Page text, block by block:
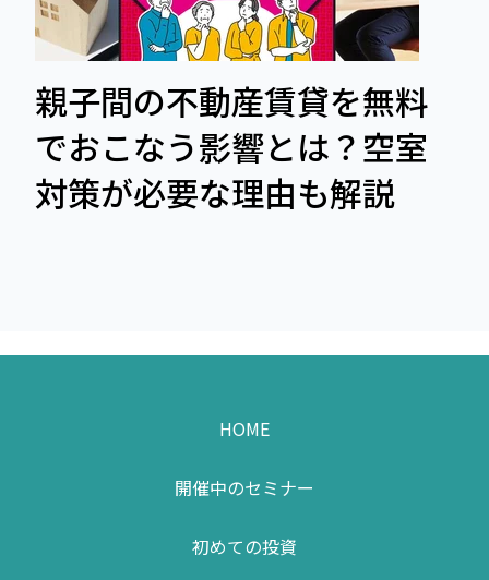
親子間の不動産賃貸を無料
でおこなう影響とは？空室
対策が必要な理由も解説
HOME
開催中のセミナー
初めての投資